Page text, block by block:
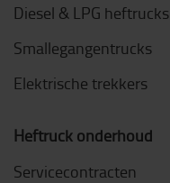
Diesel & LPG heftrucks
Smallegangentrucks
Elektrische trekkers
Heftruck onderhoud
Servicecontracten